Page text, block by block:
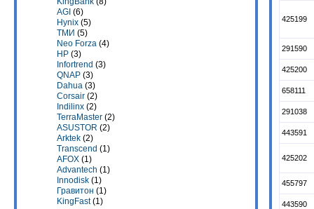
AGI (6)
Hynix (5)
ТМИ (5)
Neo Forza (4)
HP (3)
Infortrend (3)
QNAP (3)
Dahua (3)
Corsair (2)
Indilinx (2)
TerraMaster (2)
ASUSTOR (2)
Arktek (2)
Transcend (1)
AFOX (1)
Advantech (1)
Innodisk (1)
Гравитон (1)
KingFast(1)
425199
291590
425200
658111
291038
443591
425202
455797
443590